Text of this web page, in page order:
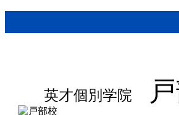
英才個別学院